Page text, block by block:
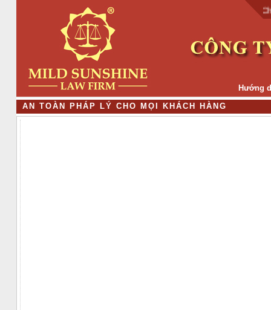
Hướng
A N TOÀ N P H Á P LÝ C H O M Ọ K H ÁC H H À N G